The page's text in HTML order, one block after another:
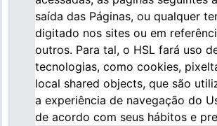
saída das Páginas, ou qualquer
digitado nos sites ou em
outros. Para tal, o HSL fará uso
tecnologias, como cookies,
local shared objects, que são
a experiência de navegação do
de acordo com seus hábitos e